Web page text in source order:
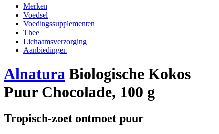
Merken
Voedsel
Voedingssupplementen
Thee
Lichaamsverzorging
Aanbiedingen
Alnatura Biologische Kokos
Puur Chocolade, 100 g
Tropisch-zoet ontmoet puur